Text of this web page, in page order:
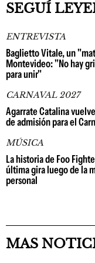
SEGUÍ
ENTREVISTA
Baglietto Vitale, un
Montevideo: "No hay
para unir"
CARNAVAL 2027
Agarrate Catalina
de admisión para el
MÚSICA
La historia de Foo
última gira luego de la
personal
MAS